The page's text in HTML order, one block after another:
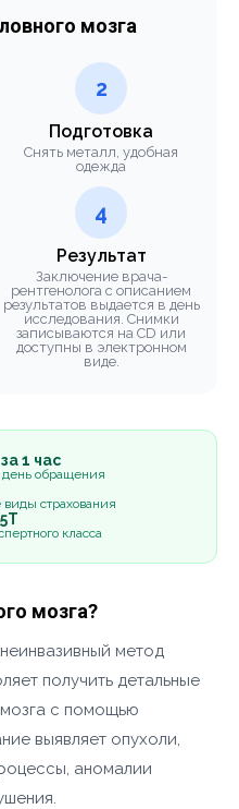
мозга
2
Подготовка
Снять металл, удобная
одежда
4
Результат
Заключение врача-
рентгенолога с описанием
результатов выдается в день
исследования. Снимки
записываются на CD или
доступны в электронном
виде.
1 час
обращения
страхования
класса
мозга?
метод
получить детальные
с помощью
выявляет опухоли,
аномалии